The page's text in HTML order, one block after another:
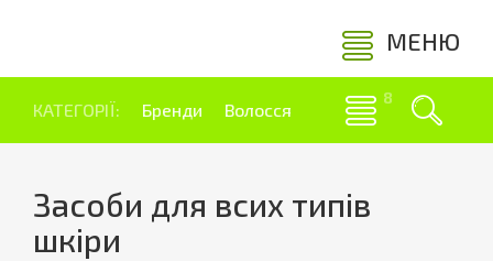
МЕНЮ
КАТЕГОРІЇ: Бренди Волосся
Засоби для всих типів
шкіри